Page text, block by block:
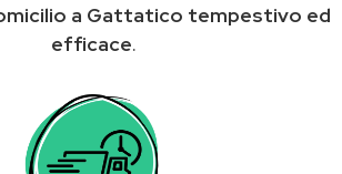
a Gattatico tempestivo ed
efficace.